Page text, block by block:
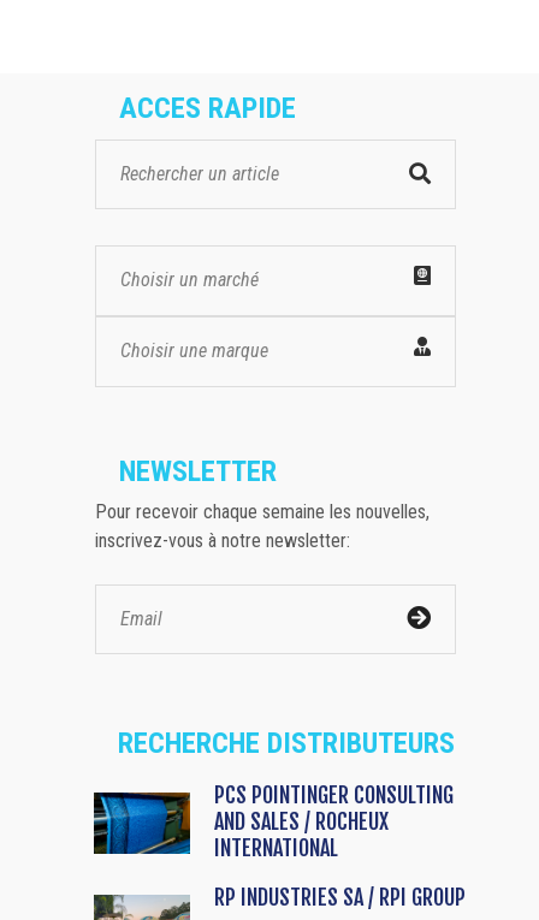
ACCES RAPIDE
Choisir un marché
Choisir une marque
NEWSLETTER
Pour recevoir chaque semaine les nouvelles,
inscrivez-vous à notre newsletter:
RECHERCHE DISTRIBUTEURS
PCS POINTINGER CONSULTING
AND SALES / ROCHEUX
INTERNATIONAL
RP INDUSTRIES SA / RPI GROUP